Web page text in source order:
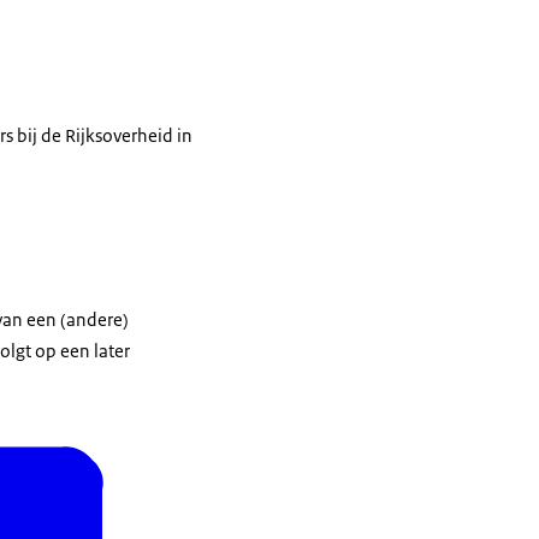
bij de Rijksoverheid in
een (andere)
op een later